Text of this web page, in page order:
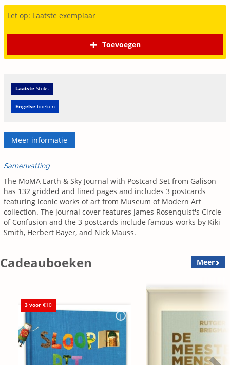
Let op: Laatste exemplaar
Toevoegen
Laatste Stuks
Engelse boeken
Meer informatie
Samenvatting
The MoMA Earth & Sky Journal with Postcard Set from Galison
has 132 gridded and lined pages and includes 3 postcards
featuring iconic works of art from Museum of Modern Art
collection. The journal cover features James Rosenquist's Circle
of Confusion and the 3 postcards include famous works by Kiki
Smith, Herbert Bayer, and Nick Mauss.
Cadeauboeken Meer
3 voor €10